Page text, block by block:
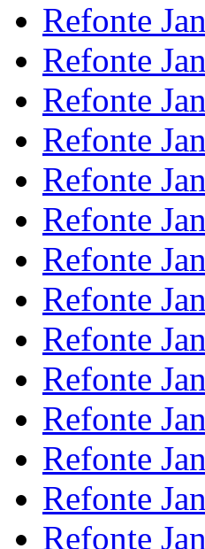
Refonte
Refonte
Refonte
Refonte
Refonte
Refonte
Refonte
Refonte
Refonte
Refonte
Refonte
Refonte
Refonte
Refonte